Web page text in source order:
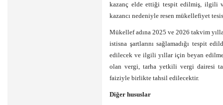
kazanç elde ettiği tespit edilmiş, ilgili
kazancı nedeniyle resen mükellefiyet
Mükellef adına 2025 ve 2026 takvim
istisna şartlarını sağlamadığı tespit
edilecek ve ilgili yıllar için beyan
olan vergi, tarha yetkili vergi dairesi
faiziyle birlikte tahsil edilecektir.
Diğer hususlar